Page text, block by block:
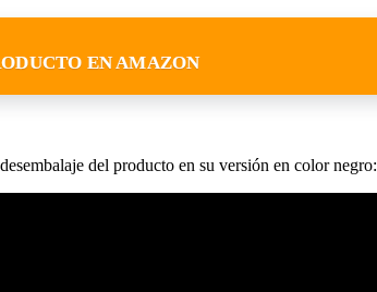
EN AMAZON
del producto en su versión en color negro: